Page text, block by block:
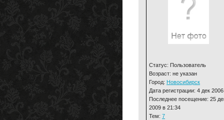
Статус: Пользователь
Возраст: не указан
Город: Новосибирск
Дата регистрации: 4 дек 2006
Последнее посещение: 25
2009 в 21:34
Тем: 7